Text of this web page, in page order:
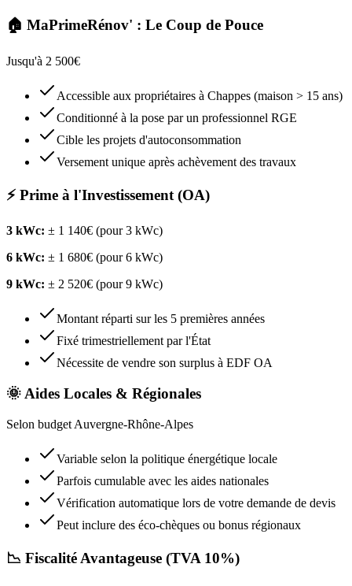
🏠 MaPrimeRénov' : Le Coup de Pouce
Jusqu'à 2 500€
Accessible aux propriétaires à Chappes (maison > 15 ans)
Conditionné à la pose par un professionnel RGE
Cible les projets d'autoconsommation
Versement unique après achèvement des travaux
⚡ Prime à l'Investissement (OA)
3 kWc: ± 1 140€ (pour 3 kWc)
6 kWc: ± 1 680€ (pour 6 kWc)
9 kWc: ± 2 520€ (pour 9 kWc)
Montant réparti sur les 5 premières années
Fixé trimestriellement par l'État
Nécessite de vendre son surplus à EDF OA
🌞 Aides Locales & Régionales
Selon budget Auvergne-Rhône-Alpes
Variable selon la politique énergétique locale
Parfois cumulable avec les aides nationales
Vérification automatique lors de votre demande de devis
Peut inclure des éco-chèques ou bonus régionaux
📉 Fiscalité Avantageuse (TVA 10%)